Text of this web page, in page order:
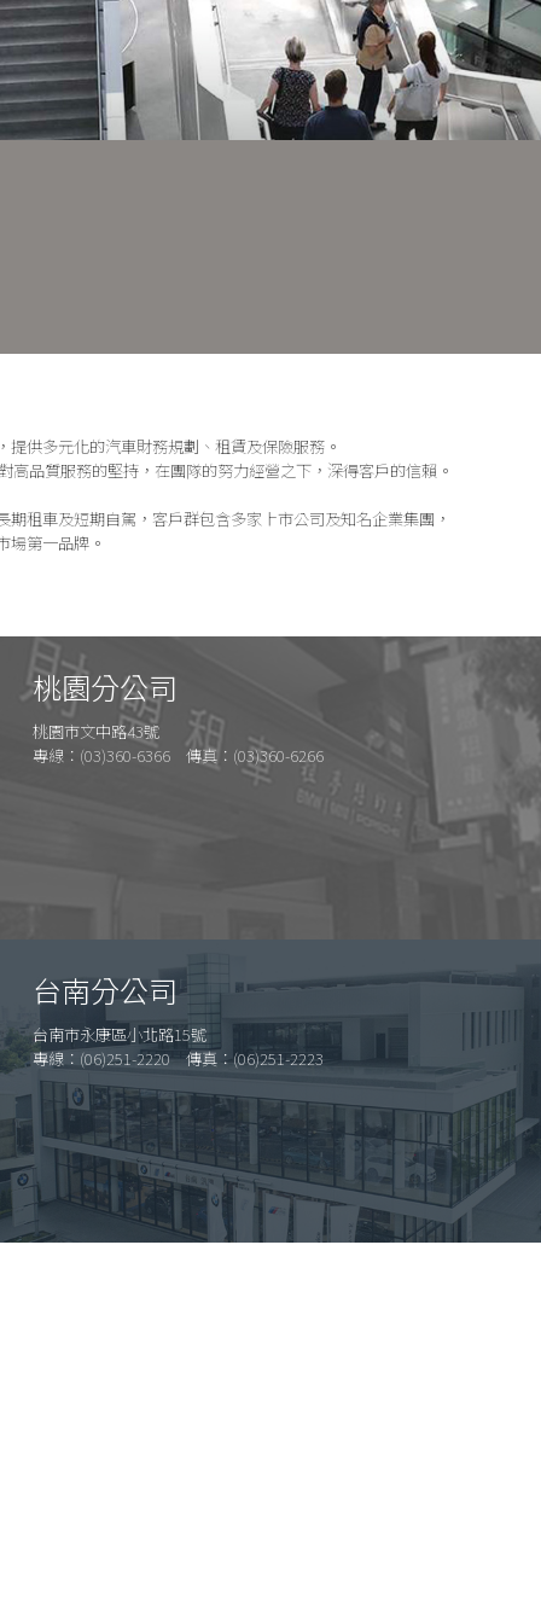
供多元化的汽車財務規劃、租賃及保險服務。
品質服務的堅持，在團隊的努力經營之下，深得客戶的信賴。
租車及短期自駕，客戶群包含多家上市公司及知名企業集團，
場第一品牌。
桃園分公司
桃園市文中路43號
專線：(03)360-6366 傳真：(03)360-6266
台南分公司
台南市永康區小北路15號
專線：(06)251-2220 傳真：(06)251-2223